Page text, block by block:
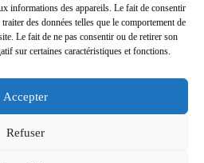
informations des appareils. Le fait de consentir
des données telles que le comportement de
Le fait de ne pas consentir ou de retirer son
sur certaines caractéristiques et fonctions.
Accepter
Refuser